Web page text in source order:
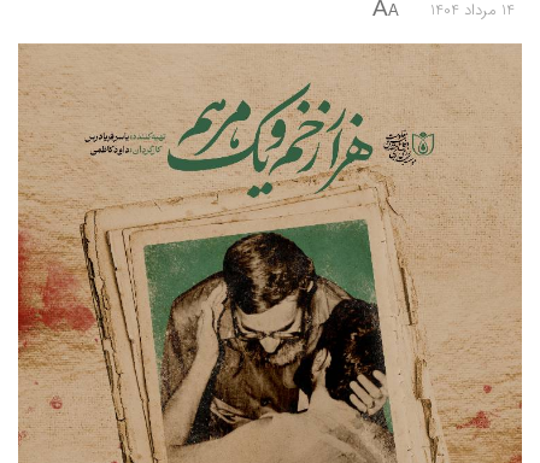
14 مرداد 1404 A
A